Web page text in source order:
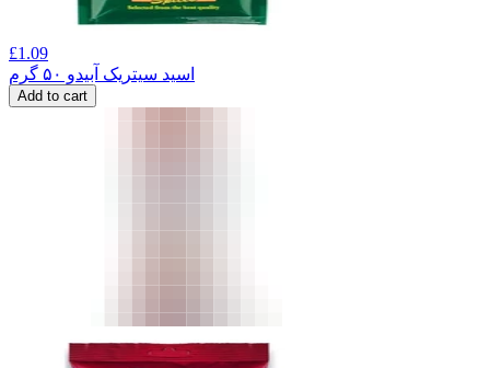
£1.09
اسید سیتریک آبیدو ۵۰ گرم
Add to cart